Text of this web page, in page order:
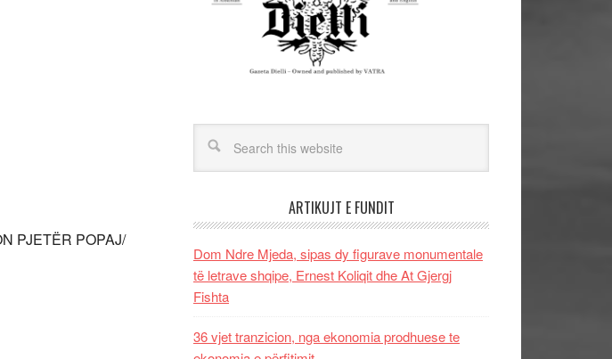
PJETËR POPAJ/
ARTIKUJT E FUNDIT
Dom Ndre Mjeda, sipas dy figurave monumentale
të letrave shqipe, Ernest Koliqit dhe At Gjergj
Fishta
36 vjet tranzicion, nga ekonomia prodhuese te